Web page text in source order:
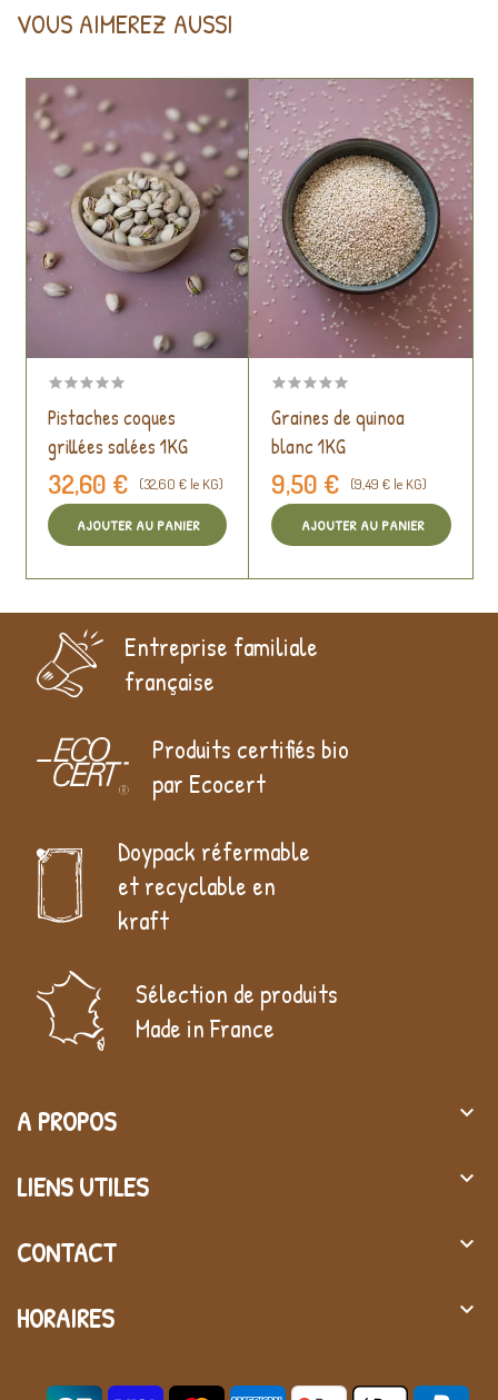
VOUS AIMEREZ AUSSI
Pistaches coques
grillées salées 1KG
32,60 € (32,60 € le KG)
AJOUTER AU PANIER
Graines de quinoa
blanc 1KG
9,50 € (9,49 € le KG)
AJOUTER AU PANIER
Entreprise familiale
française
Produits certifiés bio
par Ecocert
Doypack réfermable
et recyclable en
kraft
Sélection de produits
Made in France
A PROPOS keyboard_arrow_down
LIENS UTILES keyboard_arrow_down
CONTACT keyboard_arrow_down
HORAIRES keyboard_arrow_down